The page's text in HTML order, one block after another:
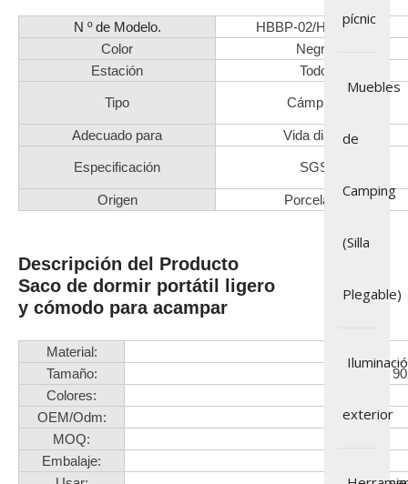
N º de Modelo.
HBBP-02/HBBP-07
Color
Negro
Estación
Todo
Tipo Cámping
Adecuado para Vida diaria
Especificación SGS
Origen Porcelana
Descripción del Producto
Saco de dormir portátil ligero
y cómodo para acampar
Material:
Tamaño:
Colores:
OEM/Odm:
MOQ:
Embalaje:
pícnic
Muebles
de
Camping
(Silla
Plegable)
exterior